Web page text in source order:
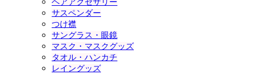
ヘアアクセサリー
サスペンダー
つけ襟
サングラス・眼鏡
マスク・マスクグッズ
タオル・ハンカチ
レイングッズ